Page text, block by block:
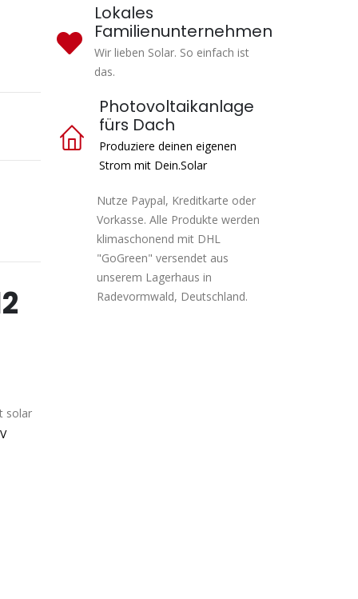
solar
Lokales
Familienunternehmen
Wir lieben Solar. So einfach ist
das.
Photovoltaikanlage
fürs Dach
Produziere deinen eigenen
Strom mit Dein.Solar
Nutze Paypal, Kreditkarte oder
Vorkasse. Alle Produkte werden
klimaschonend mit DHL
"GoGreen" versendet aus
unserem Lagerhaus in
Radevormwald, Deutschland.